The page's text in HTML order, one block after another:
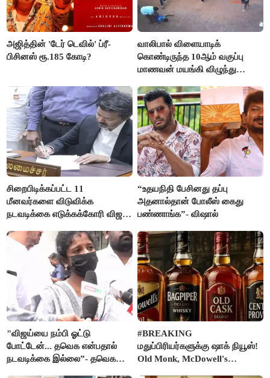
அஜித்தின் 'டேர் டெவில்' ப்ரீ-
பிசினஸ் ரூ.185 கோடி?
வாலிபால் விளையாடிக்
கொண்டிருந்த 10ஆம் வகுப்பு
மாணவன் மயங்கி விழுந்து
சிறைபிடிக்கப்பட்ட 11
மீனவர்களை விடுவிக்க
நடவடிக்கை எடுக்கக்கோரி விஜய்
“உதயநிதி பேசினது தப்பு
அதனால்தான் போலீஸ் கைது
பண்ணாங்க”- விஷால்
"விஜய்யை நம்பி ஓட்டு
போட்டேன்... தவெக என்பதால்
நடவடிக்கை இல்லை”- தவெக
#BREAKING
மதுப்பிரியர்களுக்கு ஷாக் நியூஸ்!
Old Monk, McDowell's